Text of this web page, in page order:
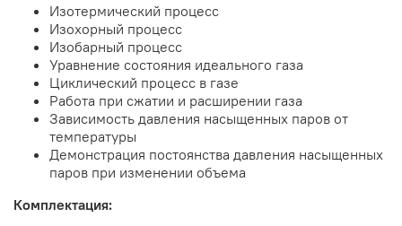
Изотермический процесс
Изохорный процесс
Изобарный процесс
Уравнение состояния идеального газа
Циклический процесс в газе
Работа при сжатии и расширении газа
Зависимость давления насыщенных паров от
температуры
Демонстрация постоянства давления насыщенных
паров при изменении объема
Комплектация: